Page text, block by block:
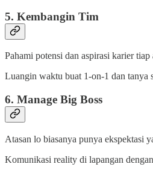
5. Kembangin Tim
Pahami potensi dan aspirasi karier
Luangin waktu buat 1-on-1 dan tanya
6. Manage Big Boss
Atasan lo biasanya punya ekspektasi
Komunikasi reality di lapangan